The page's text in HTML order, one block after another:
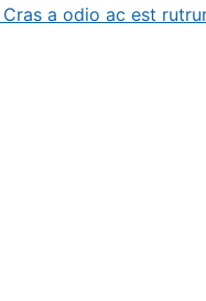
a odio ac est